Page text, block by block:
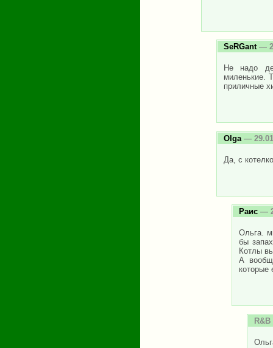
SeRGant—
Не надо
миленькие.
приличные
Olga —
Да, с
Раис —
Ольга.
бы
Котлы
А
которые
R&B